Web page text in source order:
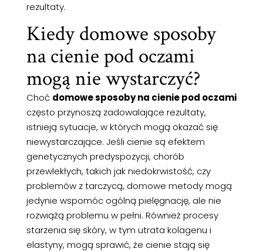
rezultaty.
Kiedy domowe sposoby
na cienie pod oczami
mogą nie wystarczyć?
Choć domowe sposoby na cienie pod oczami
często przynoszą zadowalające rezultaty,
istnieją sytuacje, w których mogą okazać się
niewystarczające. Jeśli cienie są efektem
genetycznych predyspozycji, chorób
przewlekłych, takich jak niedokrwistość, czy
problemów z tarczycą, domowe metody mogą
jedynie wspomóc ogólną pielęgnację, ale nie
rozwiążą problemu w pełni. Również procesy
starzenia się skóry, w tym utrata kolagenu i
elastyny, mogą sprawić, że cienie stają się